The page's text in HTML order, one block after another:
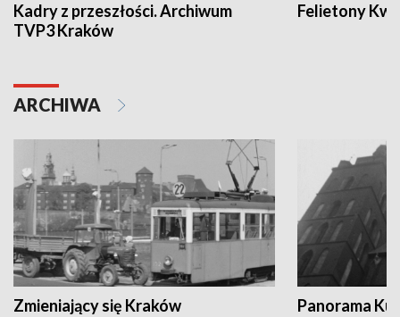
Kadry z przeszłości. Archiwum
TVP3 Kraków
Felietony
ARCHIWA
Zmieniający się Kraków Panorama